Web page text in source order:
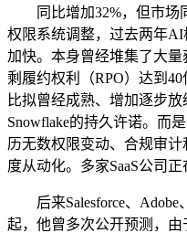
同比增加32%，但市场
权限系统调整，过去两年
加快。本身曾经堆集了大
剩履约权利（RPO）达到
比拟曾经成熟、增加逐步
Snowflake的持久许诺。而
历无数权限变动、合规审
度从动化。多家SaaS公司
后来Salesforce、Adobe
起，他曾多次公开预测，